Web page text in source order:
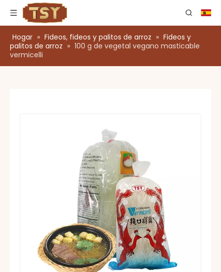
Hogar » Fideos, fideos y palitos de arroz » Fideos y
palitos de arroz » 100 g de vegetal vegano masticable
vermicelli